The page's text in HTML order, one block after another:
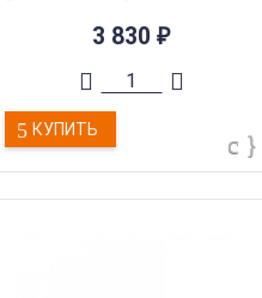
Тип конструкции:Фасад
Стекловолокно
3 830₽
КУПИТЬ